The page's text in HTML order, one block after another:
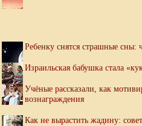
Ребенку снятся страшные сны:
Израильская бабушка стала
Учёные рассказали, как
вознаграждения
Как не вырастить жадину: